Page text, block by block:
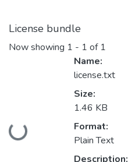
License bundle
Now showing 1 - 1 of 1
Loading...
Name:
license.txt
Size:
1.46 KB
Format:
Plain Text
Description: